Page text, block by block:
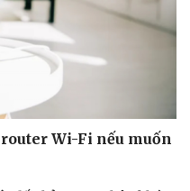
Wi-Fi nếu muốn